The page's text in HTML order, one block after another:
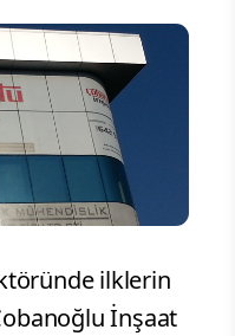
ilklerin
İnşaat